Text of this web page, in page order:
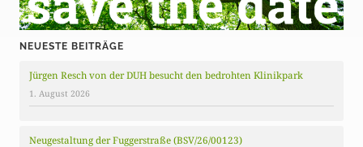
NEUESTE BEITRÄGE
Jürgen Resch von der DUH besucht den bedrohten Klinikpark
1. August 2026
Neugestaltung der Fuggerstraße (BSV/26/00123)